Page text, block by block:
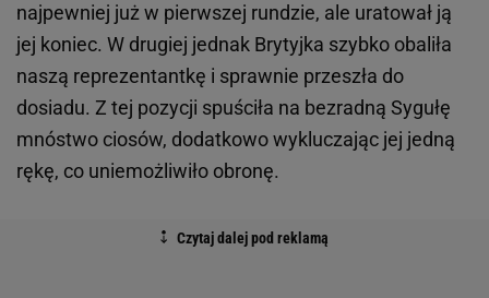
najpewniej już w pierwszej rundzie, ale uratował ją
jej koniec. W drugiej jednak Brytyjka szybko obaliła
naszą reprezentantkę i sprawnie przeszła do
dosiadu. Z tej pozycji spuściła na bezradną Sygułę
mnóstwo ciosów, dodatkowo wykluczając jej jedną
rękę, co uniemożliwiło obronę.